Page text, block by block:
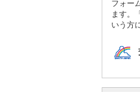
フォー
ます。
いう方